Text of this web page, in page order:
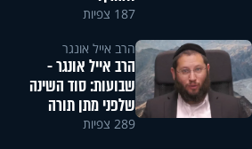
187 צפיות
הרב אייל אונגר
הרב אייל אונגר -
שבועות: סוד השינה
שלפני מתן תורה
289 צפיות